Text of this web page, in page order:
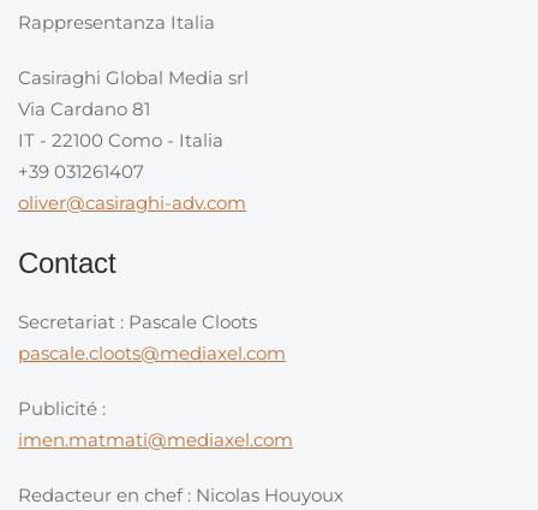
Rappresentanza Italia
Casiraghi Global Media srl
Via Cardano 81
IT - 22100 Como - Italia
+39 031261407
oliver@casiraghi-adv.com
Contact
Secretariat : Pascale Cloots
pascale.cloots@mediaxel.com
Publicité :
imen.matmati@mediaxel.com
Redacteur en chef : Nicolas Houyoux